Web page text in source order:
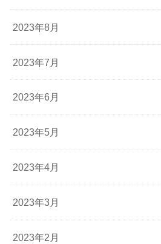
2023年8月
2023年7月
2023年6月
2023年5月
2023年4月
2023年3月
2023年2月